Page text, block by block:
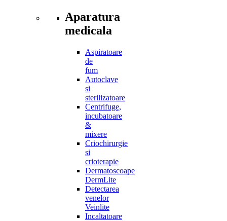
Aparatura
medicala
Aspiratoare
de
fum
Autoclave
si
sterilizatoare
Centrifuge,
incubatoare
&
mixere
Criochirurgie
si
crioterapie
Dermatoscoape
DermLite
Detectarea
venelor
Veinlite
Incaltatoare